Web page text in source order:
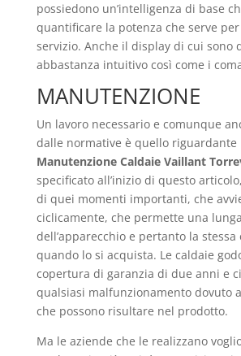
possiedono un’intelligenza di base
quantificare la potenza che serve
servizio. Anche il display di cui sono
abbastanza intuitivo così come i
MANUTENZIONE
Un lavoro necessario e comunque
dalle normative è quello riguardante
Manutenzione Caldaie Vaillant
specificato all’inizio di questo
di quei momenti importanti, che
ciclicamente, che permette una
dell’apparecchio e pertanto la stessa
quando lo si acquista. Le caldaie
copertura di garanzia di due anni e
qualsiasi malfunzionamento dovuto
che possono risultare nel prodotto.
Ma le aziende che le realizzano